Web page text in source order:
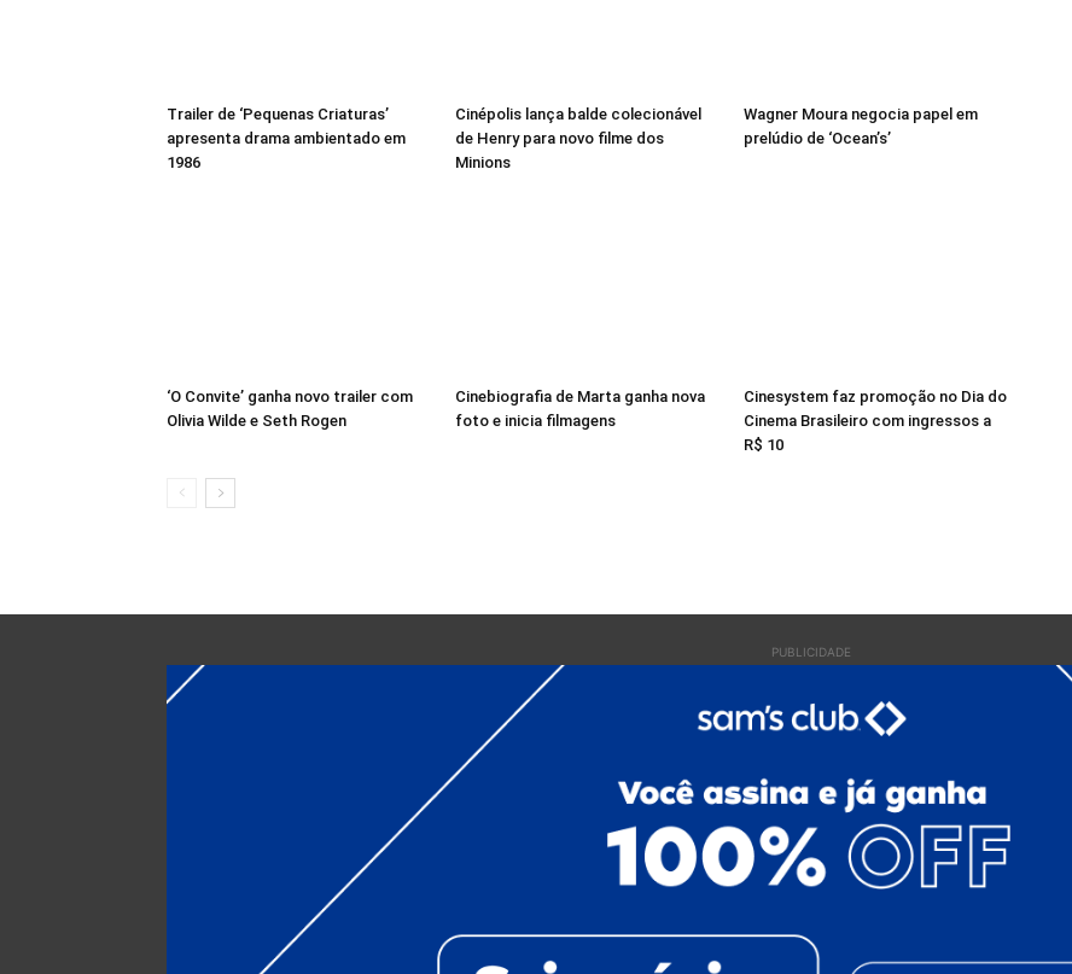
Trailer de ‘Pequenas Criaturas’
apresenta drama ambientado em
1986
Cinépolis lança balde colecionável
de Henry para novo filme dos
Minions
Wagner Moura negocia papel em
prelúdio de ‘Ocean’s’
‘O Convite’ ganha novo trailer com
Olivia Wilde e Seth Rogen
Cinebiografia de Marta ganha nova
foto e inicia filmagens
Cinesystem faz promoção no Dia do
Cinema Brasileiro com ingressos a
R$ 10
PUBLICIDADE